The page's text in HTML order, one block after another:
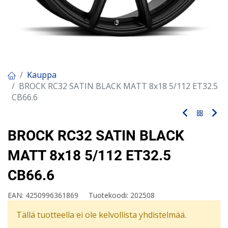
Kauppa
BROCK RC32 SATIN BLACK MATT 8x18 5/112 ET32.5
CB66.6
BROCK RC32 SATIN BLACK
MATT 8x18 5/112 ET32.5
CB66.6
EAN: 4250996361869 Tuotekoodi: 202508
Tällä tuotteella ei ole kelvollista yhdistelmää.